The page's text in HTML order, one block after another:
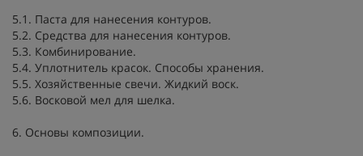
5.1. Паста для нанесения контуров.
5.2. Средства для нанесения контуров.
5.3. Комбинирование.
5.4. Уплотнитель красок. Способы хранения.
5.5. Хозяйственные свечи. Жидкий воск.
5.6. Восковой мел для шелка.
6. Основы композиции.